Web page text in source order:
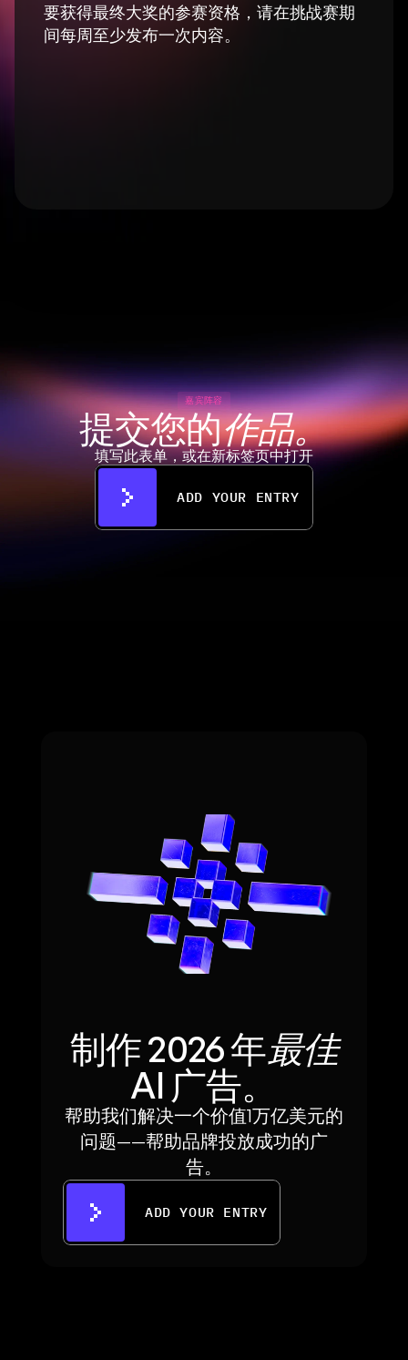
要获得最终大奖的参赛资格，请在挑战赛期
间每周至少发布一次内容。
嘉宾阵容
提交您的作品。
填写此表单，或在新标签页中打开
ADD YOUR ENTRY
制作 2026 年最佳
AI 广告。
帮助我们解决一个价值1万亿美元的
问题——帮助品牌投放成功的广
告。
ADD YOUR ENTRY